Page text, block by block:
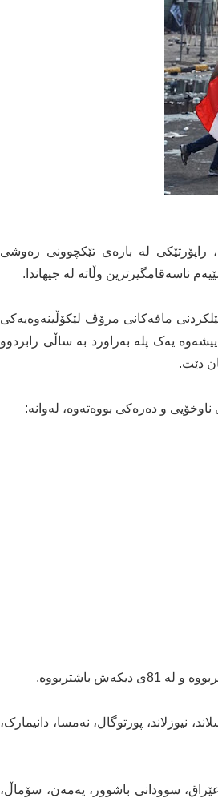
راپۆرتێکی لە بارەی تێکچوونی رەوشی
مافەکانی مرۆڤ لێکۆڵینەوەیەکی
یەک پلە بەراورد بە ساڵی رابردوو
دێت.
و دەرەکی بووەتەوە، لەوانە:
لە ئایسلاند، نیوزلاند، پورتوگال، نەمسا، دانیمارک،
عێراق، سوودانی باشوور، یەمەن، سۆماڵ،